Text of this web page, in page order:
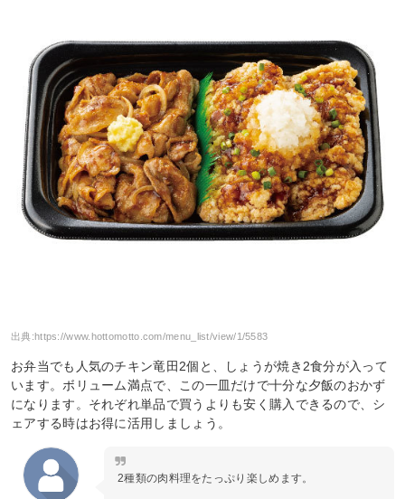
出典:https://www.hottomotto.com/menu_list/view/1/5583
お弁当でも人気のチキン竜田2個と、しょうが焼き2食分が入って
います。ボリューム満点で、この一皿だけで十分な夕飯のおかず
になります。それぞれ単品で買うよりも安く購入できるので、シ
ェアする時はお得に活用しましょう。
2種類の肉料理をたっぷり楽しめます。